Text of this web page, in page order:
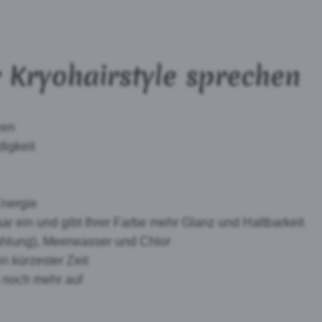
sprechen
ein und gibt Ihrer Farbe mehr Glanz und Haltbarkeit
Meerwasser und Chlor
kürzester Zeit
mehr auf